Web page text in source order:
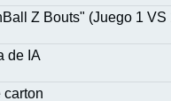
Z Bouts" (Juego 1 VS
de IA
carton